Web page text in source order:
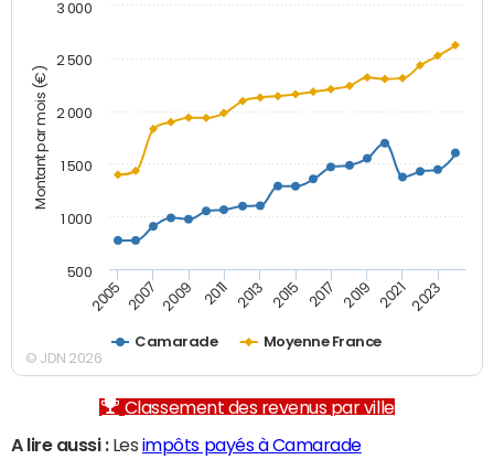
Montant par mois (€)
Camarade Moyenne France
2005 2007 2009 2011 2013 2015 2017 2019 2021 2023
500
1 000
1 500
2 000
2 500
3 000
© JDN 2026
Classement des revenus par ville
A lire aussi :Les impôts payés à Camarade